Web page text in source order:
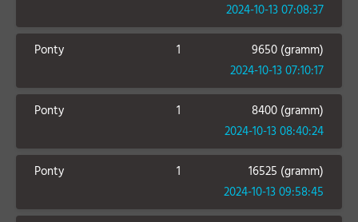
2024-10-13 07:08:37
Ponty 1
9650 (gramm)
2024-10-13 07:10:17
Ponty 1
8400 (gramm)
2024-10-13 08:40:24
Ponty 1
16525 (gramm)
2024-10-13 09:58:45